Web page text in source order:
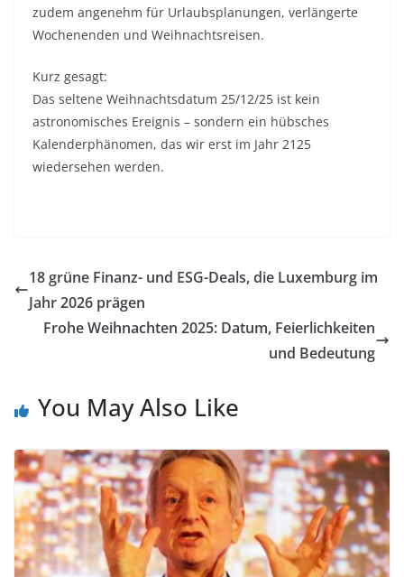
zudem angenehm für Urlaubsplanungen, verlängerte
Wochenenden und Weihnachtsreisen.
Kurz gesagt:
Das seltene Weihnachtsdatum 25/12/25 ist kein
astronomisches Ereignis – sondern ein hübsches
Kalenderphänomen, das wir erst im Jahr 2125
wiedersehen werden.
18 grüne Finanz- und ESG-Deals, die Luxemburg im
Jahr 2026 prägen
Frohe Weihnachten 2025: Datum, Feierlichkeiten
und Bedeutung
You May Also Like